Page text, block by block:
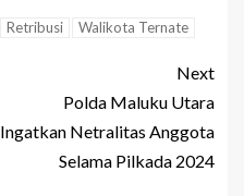
Retribusi Walikota Ternate
Next
Polda Maluku Utara
Ingatkan Netralitas Anggota
Selama Pilkada 2024